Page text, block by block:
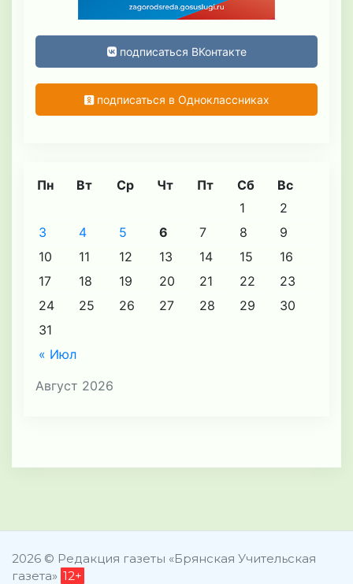
подписаться ВКонтакте
подписаться в Одноклассниках
Август 2026
Пн Вт Ср Чт Пт Сб Вс
« Июл
1
2
3
4 5 6 7 8
9
10
11 12 13 14 15
16
17
18 19 20 21 22
23
24
25 26 27 28 29
30
31
2026 © Редакция газеты «Брянская Учительская
газета» 12+